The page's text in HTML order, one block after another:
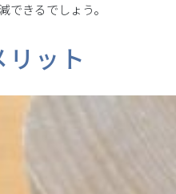
できるでしょう。
ット